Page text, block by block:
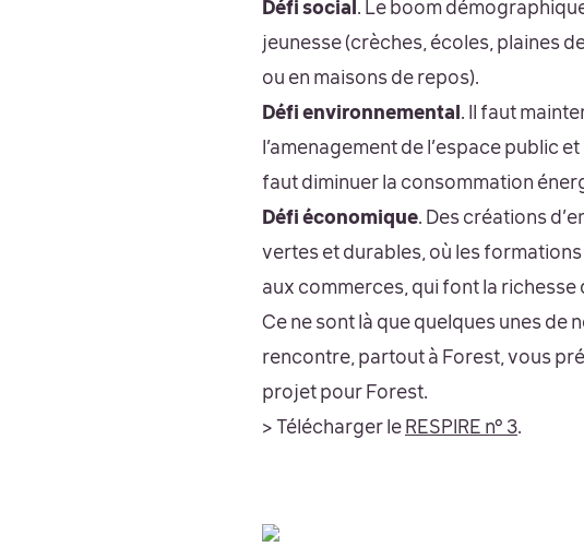
Défi social . Le boom
jeunesse (crèches, écoles, plaines
ou en maisons de repos).
Défi environnemental . Il faut
l’amenagement de l’espace public
faut diminuer la consommation
Défi économique. Des créations
vertes et durables, où les
aux commerces, qui font la richesse
Ce ne sont là que quelques unes
rencontre, partout à Forest, vous
projet pour Forest.
> Télécharger le RESPIRE n° 3.